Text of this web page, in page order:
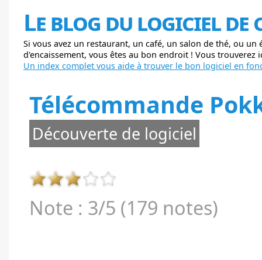
Le blog du logiciel de
Si vous avez un restaurant, un café, un salon de thé, ou
d'encaissement, vous êtes au bon endroit ! Vous
Un index complet vous aide à trouver le bon logiciel en
Télécommande
Découverte de logiciel
Note : 3/5 (179 notes)